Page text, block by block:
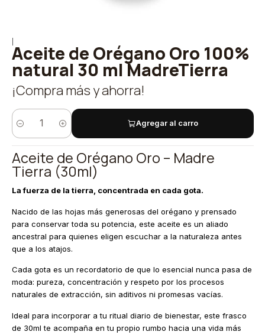
Aceite de Orégano Oro 100%
natural 30 ml MadreTierra
¡Compra más y ahorra!
Cantidad
Agregar al carro
Aceite de Orégano Oro – Madre
Tierra (30ml)
La fuerza de la tierra, concentrada en cada gota.
Nacido de las hojas más generosas del orégano y prensado
para conservar toda su potencia, este aceite es un aliado
ancestral para quienes eligen escuchar a la naturaleza antes
que a los atajos.
Cada gota es un recordatorio de que lo esencial nunca pasa de
moda: pureza, concentración y respeto por los procesos
naturales de extracción, sin aditivos ni promesas vacías.
Ideal para incorporar a tu ritual diario de bienestar, este frasco
de 30ml te acompaña en tu propio rumbo hacia una vida más